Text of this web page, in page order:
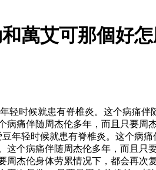
萬艾可那個好
轻时候就患有脊椎炎。这个病痛
痛伴随周杰伦多年，而且只要周
年轻时候就患有脊椎炎。这个病
个病痛伴随周杰伦多年，而且只
周杰伦身体劳累情况下，都会再次